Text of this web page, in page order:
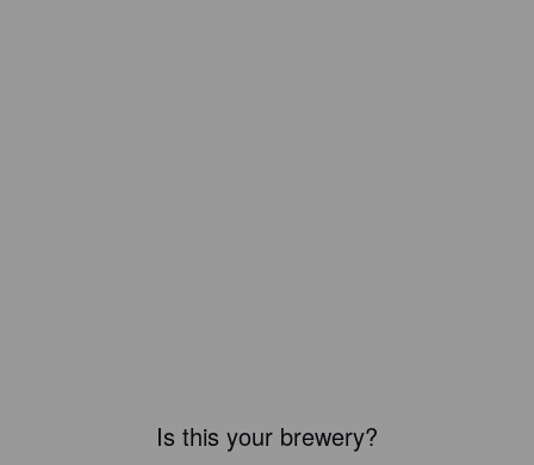
Is this your brewery?